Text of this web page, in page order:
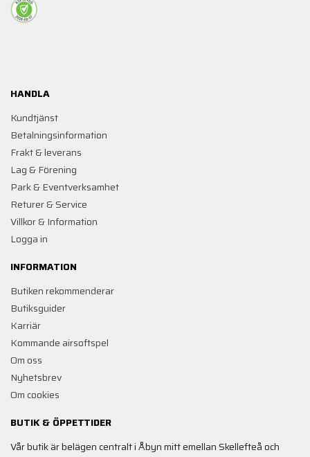
HANDLA
Kundtjänst
Betalningsinformation
Frakt & leverans
Lag & Förening
Park & Eventverksamhet
Returer & Service
Villkor & Information
Logga in
INFORMATION
Butiken rekommenderar
Butiksguider
Karriär
Kommande airsoftspel
Om oss
Nyhetsbrev
Om cookies
BUTIK & ÖPPETTIDER
Vår butik är belägen centralt i Åbyn mitt emellan Skellefteå och